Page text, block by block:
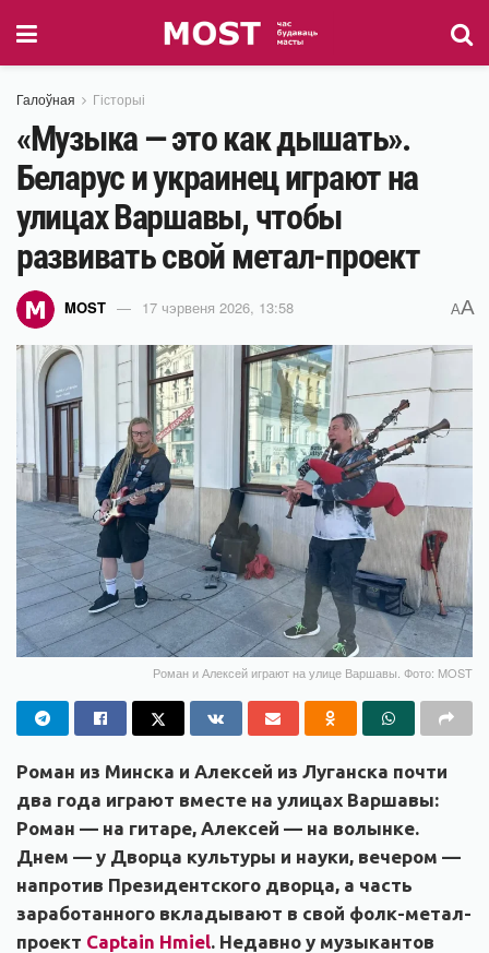
Галоўная Гісторыі
«Музыка — это как дышать».
Беларус и украинец играют на
улицах Варшавы, чтобы
развивать свой метал-проект
MOST 17 чэрвеня 2026, 13:58 AA
Роман и Алексей играют на улице Варшавы. Фото: MOST
Роман из Минска и Алексей из Луганска почти
два года играют вместе на улицах Варшавы:
Роман — на гитаре, Алексей — на волынке.
Днем — у Дворца культуры и науки, вечером —
напротив Президентского дворца, а часть
заработанного вкладывают в свой фолк-метал-
проект Captain Hmiel. Недавно у музыкантов